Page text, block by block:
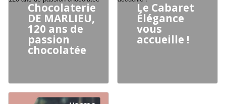
Chocolaterie
DE MARLIEU,
120 ans de
passion
chocolatée
Le Cabaret
Élégance
vous
accueille !